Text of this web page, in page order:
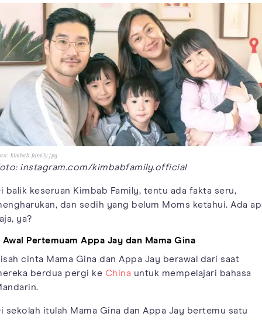
kimbab family.jpg
instagram.com/kimbabfamily.official
balik keseruan Kimbab Family, tentu ada fakta seru,
dan sedih yang belum Moms ketahui. Ada
ya?
Awal Pertemuam Appa Jay dan Mama Gina
cinta Mama Gina dan Appa Jay berawal dari saat
berdua pergi ke China untuk mempelajari bahasa
sekolah itulah Mama Gina dan Appa Jay bertemu satu